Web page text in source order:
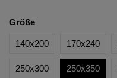
Größe
140x200 170x240
250x300 250x350